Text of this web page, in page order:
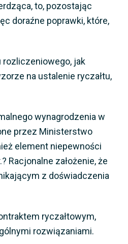
to, pozostając
doraźne poprawki, które,
rozliczeniowego, jak
na ustalenie ryczałtu,
wynagrodzenia w
przez Ministerstwo
element niepewności
Racjonalne założenie, że
z doświadczenia
ryczałtowym,
rozwiązaniami.